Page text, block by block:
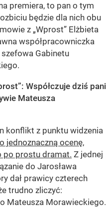
premiera, to pan o tym
będzie dla nich obu
z „Wprost” Elżbieta
współpracowniczka
szefowa Gabinetu
Współczuje dziś pani
Mateusza
konflikt z punktu widzenia
jednoznaczną ocenę,
po prostu dramat. Z jednej
do Jarosława
dał prawicy czterech
trudno zliczyć:
Mateusza Morawieckiego.